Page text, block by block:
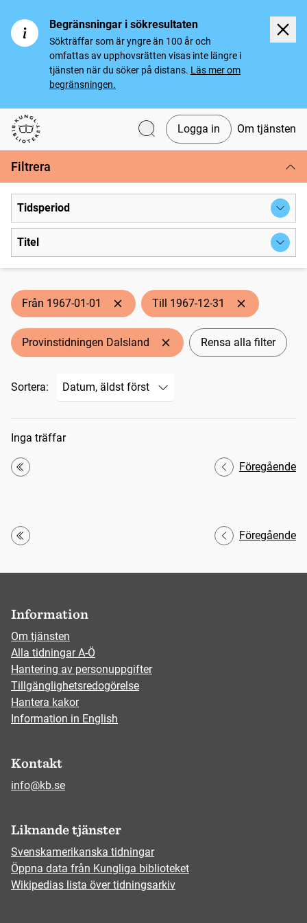
Begränsningar i sökresultaten
Sökträffar som är yngre än 100 år och
omfattas av upphovsrätten visas inte längre i
tjänsten när du söker på distans. Läs mer om
begränsningen.
Svenska tidningar
Logga in Om tjänsten
Filtrera
Tidsperiod
Titel
Från 1967-01-01 Till 1967-12-31
Provinstidningen Dalsland Rensa alla filter
Sortera:
Sökresultat
Inga träffar
Första
Föregående
Första
Föregående
Information
Om tjänsten
Alla tidningar A-Ö
Hantering av personuppgifter
Tillgänglighetsredogörelse
Hantera kakor
Information in English
Kontakt
info@kb.se
Liknande tjänster
Svenskamerikanska tidningar
Öppna data från Kungliga biblioteket
Wikipedias lista över tidningsarkiv